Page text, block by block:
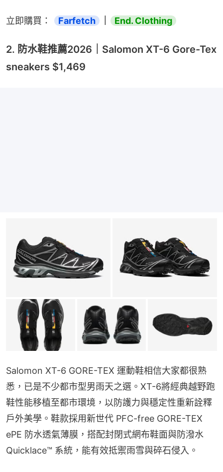
立即購買： Farfetch End. Clothing
2. 防水鞋推薦2026｜Salomon XT-6 Gore-Tex
sneakers $1,469
Salomon XT-6 GORE-TEX 運動鞋相信大家都很熟
悉，已是不少都市型男雨天之選。XT-6將經典越野跑
鞋性能移植至都市環境，以防護力與穩定性重新詮釋
戶外美學。鞋款採用新世代 PFC-free GORE-TEX
ePE 防水透氣薄膜，搭配封閉式網布鞋面與防潑水
Quicklace™ 系統，能有效抵禦雨雪與碎石侵入。